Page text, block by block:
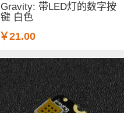
Gravity: 带LED灯的数字按
键 白色
￥21.00